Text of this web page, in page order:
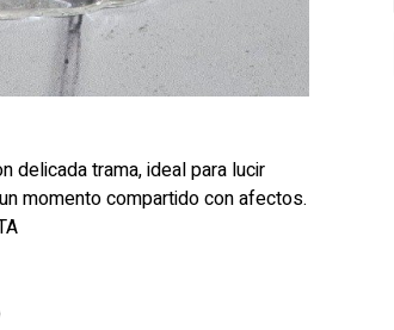
delicada trama, ideal para lucir
momento compartido con afectos.